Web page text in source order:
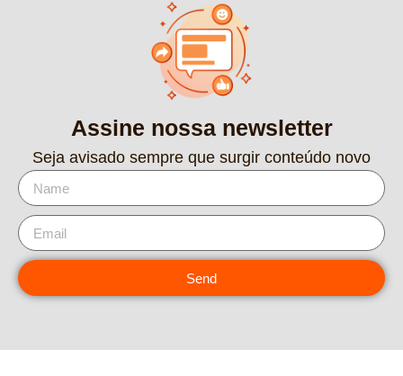
Assine nossa newsletter
Seja avisado sempre que surgir conteúdo novo
Send